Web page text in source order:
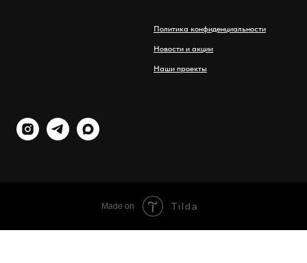
Политика конфиденциальности
Новости и акции
Наши проекты
Made on Tilda